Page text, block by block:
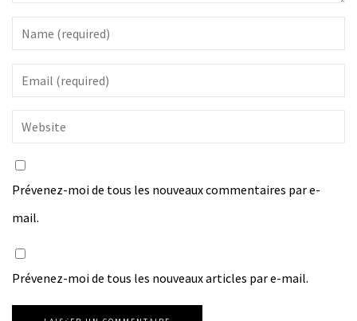
Prévenez-moi de tous les nouveaux commentaires par e-
mail.
Prévenez-moi de tous les nouveaux articles par e-mail.